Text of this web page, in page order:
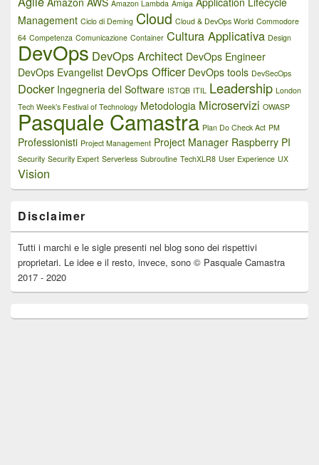
Amazon Lambda Amiga
Management Ciclo di Deming Cloud Cloud & DevOps World Commodore
64 Competenza Comunicazione Container Cultura Applicativa Design
DevOps DevOps Architect DevOps Engineer
DevOps Evangelist DevOps Officer DevOps tools DevSecOps
Docker Ingegneria del Software ISTQB ITIL Leadership London
Tech Week’s Festival of Technology Metodologia Microservizi OWASP
Pasquale Camastra Plan Do Check Act PM
Professionisti Project Management Project Manager Raspberry PI
Security Security Expert Serverless Subroutine TechXLR8 User Experience UX
Vision
Disclaimer
Tutti i marchi e le sigle presenti nel blog sono dei rispettivi
proprietari. Le idee e il resto, invece, sono © Pasquale Camastra
2017 - 2020